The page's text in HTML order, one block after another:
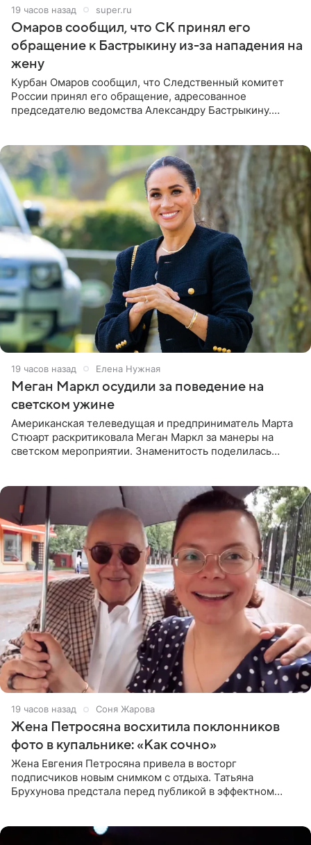
19 часов назад super.ru
Омаров сообщил, что СК принял его
обращение к Бастрыкину из-за нападения на
жену
Курбан Омаров сообщил, что Следственный комитет
России принял его обращение, адресованное
председателю ведомства Александру Бастрыкину.
19 часов назад Елена Нужная
Меган Маркл осудили за поведение на
светском ужине
Американская телеведущая и предприниматель Марта
Стюарт раскритиковала Меган Маркл за манеры на
светском мероприятии. Знаменитость поделилась
19 часов назад Соня Жарова
Жена Петросяна восхитила поклонников
фото в купальнике: «Как сочно»
Жена Евгения Петросяна привела в восторг
подписчиков новым снимком с отдыха. Татьяна
Брухунова предстала перед публикой в эффектном